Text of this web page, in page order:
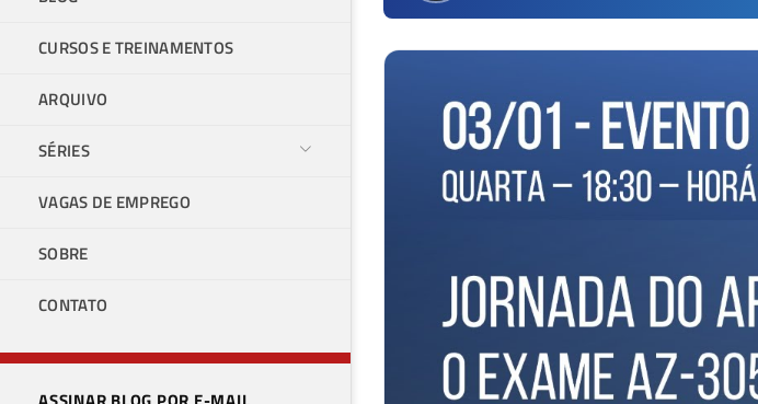
CURSOS E TREINAMENTOS
ARQUIVO
SÉRIES
VAGAS DE EMPREGO
SOBRE
CONTATO